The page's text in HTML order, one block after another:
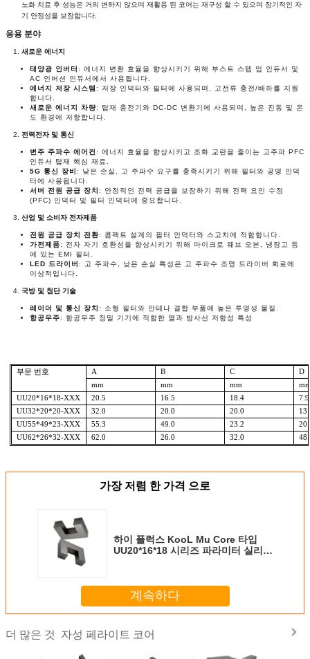
노화 치료 후 성능은 거의 변하지 않으며 재활용 된 코어는 재구성 할 수 있으며 장기적인 자
기 안정성을 보장합니다.
응용 분야
새로운 에너지
태양광 인버터 : 에너지 변환 효율을 향상시키기 위해 부스트 스텝 업 인듀서 및
AC 인버션 인듀서에서 사용됩니다.
에너지 저장 시스템 : 저장 인덕터와 필터에 사용되며, 고전류 충전/배하를 지원
합니다.
새로운 에너지 차량: 탑재 충전기와 DC-DC 변환기에 사용되며, 높은 진동 및 온
도 환경에 저항합니다.
전력전자 및 통신
변주 주파수 에어컨 : 에너지 효율을 향상시키고 조화 교란을 줄이는 고주파 PFC
인듀서 탑재 핵심 재료.
5G 통신 장비 : 낮은 손실, 고 주파수 요구를 충족시키기 위해 필터와 공명 인덕
터에 사용됩니다.
서버 전원 공급 장치 : 안정적인 전력 공급을 보장하기 위해 전력 요인 수정
(PFC) 인덕터 및 필터 인덕터에 중요합니다.
산업 및 소비자 전자제품
전원 공급 장치 전환: 콤팩트 설계의 필터 인덕터와 스고치에 적합합니다.
가전제품: 전자 자기 호환성을 향상시키기 위해 마이크로 웨브 오븐, 냉장고 등
에 있는 EMI 필터.
LED 드라이버 : 고 주파수, 낮은 손실 특성은 고 주파수 조명 드라이버 회로에
이상적입니다.
국방 및 첨단 기술
레이더 및 통신 장치 : 소형 필터와 안테나 결합 부품에 높은 투명성 물질.
항공우주: 항공우주 정밀 기기에 적합한 열과 방사선 저항성 특성
부문 번호 A B C
D
mm
mm mm
UU20*16*18-XXX
20.5 16.5 18.4
7.9
UU32*20*20-XXX
32.0 20.0 20.0
UU55*49*23-XXX
55.3 49.0 23.2
UU62*26*32-XXX
62.0 26.0 32.0
가장 저렴 한 가격 으로
하이 플럭스 KooL Mu Core 타입
UU20*16*18 시리즈 파라미터 실리콘
계속하다
더 많은 것 자성 페라이트 코어